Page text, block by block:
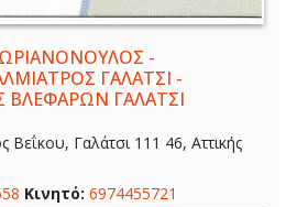
-
ΓΑΛΑΤΣΙ -
ΒΛΕΦΑΡΩΝ ΓΑΛΑΤΣΙ
Βεΐκου, Γαλάτσι 111 46, Αττικής
Κινητό: 6974455721